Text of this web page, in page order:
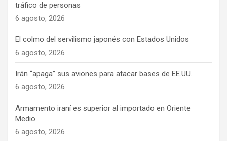
tráfico de personas
6 agosto, 2026
El colmo del servilismo japonés con Estados Unidos
6 agosto, 2026
Irán “apaga” sus aviones para atacar bases de EE.UU.
6 agosto, 2026
Armamento iraní es superior al importado en Oriente
Medio
6 agosto, 2026